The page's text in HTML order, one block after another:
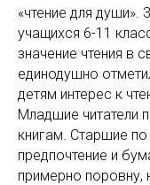
«чтение для души».
учащихся 6-11
значение чтения в
единодушно
детям интерес к
Младшие читатели
книгам. Старшие по
предпочтение и
примерно поровну,